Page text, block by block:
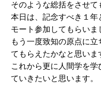
そのような総括をさせて
本日は、記念すべき１年
モート参加してもらいま
もう一度致知の原点に
てもらえたかなと思いま
これから更に人間学を
ていきたいと思います。